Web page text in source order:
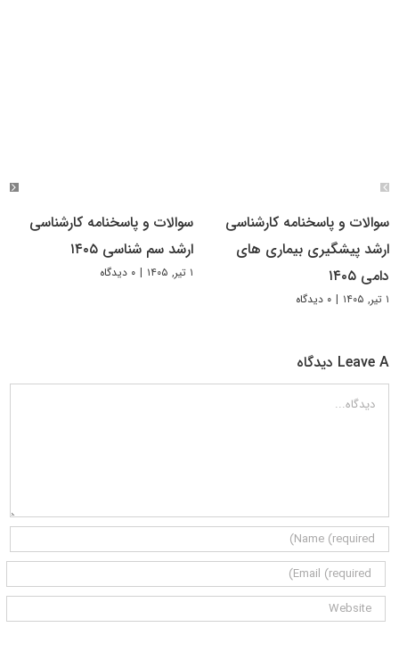
سوالات و پاسخنامه کارشناسی
ارشد پیشگیری بیماری های
دامی ۱۴۰۵
۱ تیر, ۱۴۰۵ | ۰ دیدگاه
سوالات و پاسخنامه کارشناسی
ارشد سم شناسی ۱۴۰۵
۱ تیر, ۱۴۰۵ | ۰ دیدگاه
Leave A دیدگاه
دیدگاه